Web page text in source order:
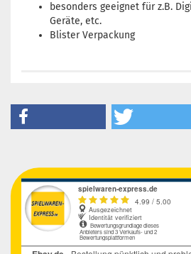
besonders geeignet für z.B.
Geräte, etc.
Blister Verpackung